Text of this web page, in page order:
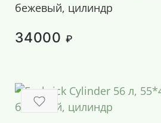
бежевый, цилиндр
34000 ₽